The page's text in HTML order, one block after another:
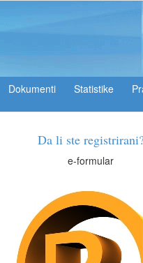
Dokumenti Statistike